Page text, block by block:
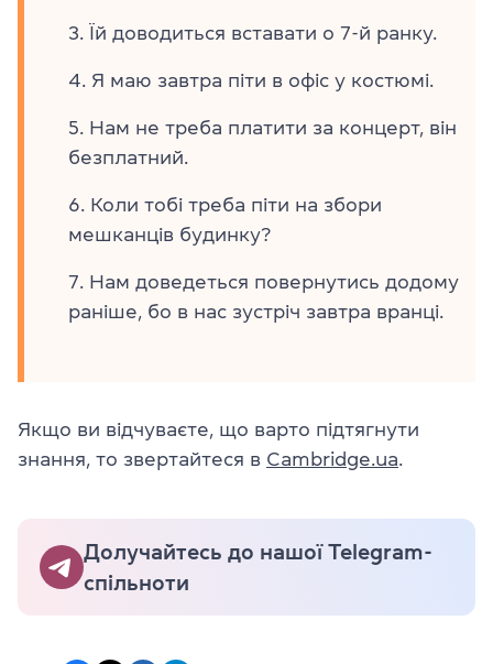
Їй доводиться вставати о 7-й ранку.
Я маю завтра піти в офіс у костюмі.
Нам не треба платити за концерт, він
безплатний.
Коли тобі треба піти на збори
мешканців будинку?
Нам доведеться повернутись додому
раніше, бо в нас зустріч завтра вранці.
Якщо ви відчуваєте, що варто підтягнути
знання, то звертайтеся в Cambridge.ua.
Долучайтесь до нашої Telegram-
спільноти